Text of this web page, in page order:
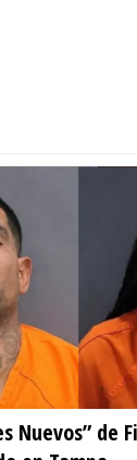
Nuevos” de